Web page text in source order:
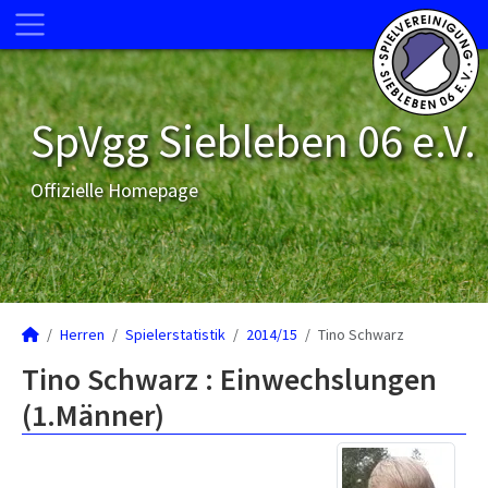
SpVgg Siebleben 06 e.V.
Offizielle Homepage
Herren Spielerstatistik 2014/15 Tino Schwarz
Tino Schwarz : Einwechslungen
(1.Männer)